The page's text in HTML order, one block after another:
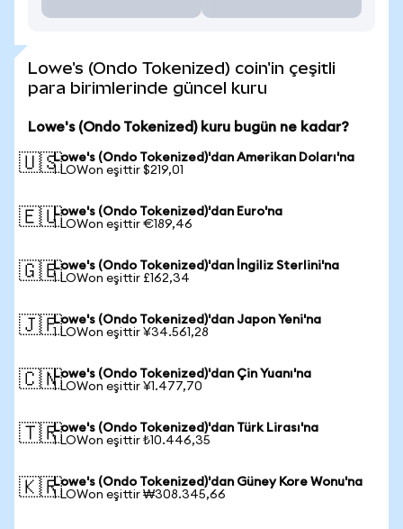
Lowe's (Ondo Tokenized) coin'in çeşitli
para birimlerinde güncel kuru
Lowe's (Ondo Tokenized) kuru bugün ne kadar?
🇺🇸Lowe's (Ondo Tokenized)'dan Amerikan Doları'na
1 LOWon eşittir $219,01
🇪🇺Lowe's (Ondo Tokenized)'dan Euro'na
1 LOWon eşittir €189,46
🇬🇧Lowe's (Ondo Tokenized)'dan İngiliz Sterlini'na
1 LOWon eşittir £162,34
🇯🇵Lowe's (Ondo Tokenized)'dan Japon Yeni'na
1 LOWon eşittir ¥34.561,28
🇨🇳Lowe's (Ondo Tokenized)'dan Çin Yuanı'na
1 LOWon eşittir ¥1.477,70
🇹🇷Lowe's (Ondo Tokenized)'dan Türk Lirası'na
1 LOWon eşittir ₺10.446,35
🇰🇷Lowe's (Ondo Tokenized)'dan Güney Kore Wonu'na
1 LOWon eşittir ₩308.345,66